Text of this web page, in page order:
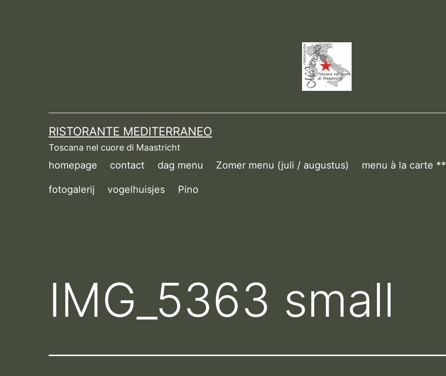
RISTORANTE MEDITERRANEO
Toscana nel cuore di Maastricht
homepage contact dag menu Zomer menu (juli / augustus) menu à la carte **
fotogalerij vogelhuisjes Pino
IMG_5363 small